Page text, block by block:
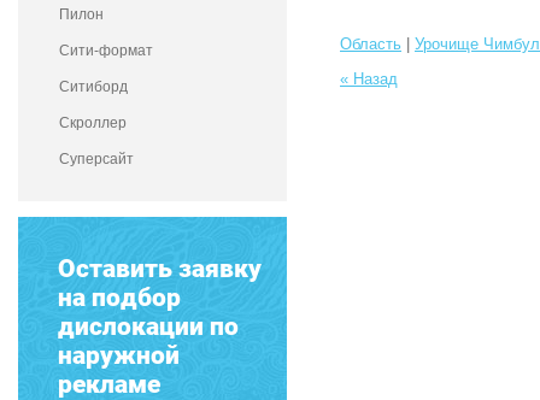
Пилон
Сити-формат
Ситиборд
Скроллер
Суперсайт
Оставить заявку
на подбор
дислокации по
наружной
рекламе
Область
Урочище
« Назад